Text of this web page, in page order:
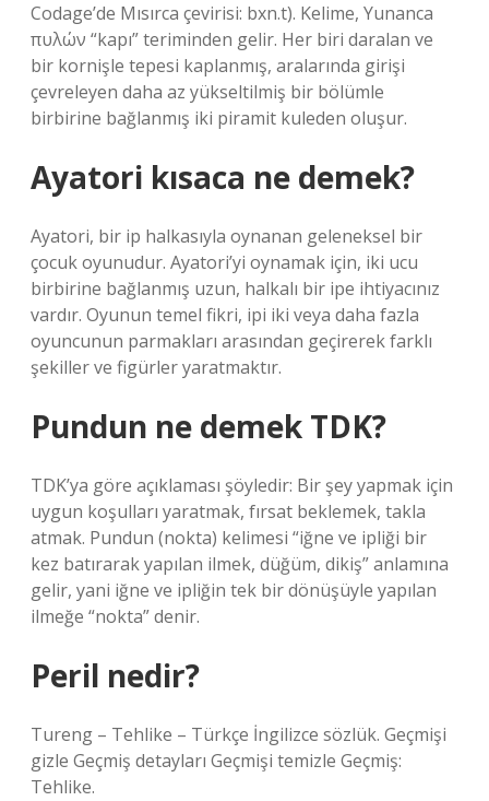
Codage’de Mısırca çevirisi: bxn.t). Kelime, Yunanca
πυλών “kapı” teriminden gelir. Her biri daralan ve
bir kornişle tepesi kaplanmış, aralarında girişi
çevreleyen daha az yükseltilmiş bir bölümle
birbirine bağlanmış iki piramit kuleden oluşur.
Ayatori kısaca ne demek?
Ayatori, bir ip halkasıyla oynanan geleneksel bir
çocuk oyunudur. Ayatori’yi oynamak için, iki ucu
birbirine bağlanmış uzun, halkalı bir ipe ihtiyacınız
vardır. Oyunun temel fikri, ipi iki veya daha fazla
oyuncunun parmakları arasından geçirerek farklı
şekiller ve figürler yaratmaktır.
Pundun ne demek TDK?
TDK’ya göre açıklaması şöyledir: Bir şey yapmak için
uygun koşulları yaratmak, fırsat beklemek, takla
atmak. Pundun (nokta) kelimesi “iğne ve ipliği bir
kez batırarak yapılan ilmek, düğüm, dikiş” anlamına
gelir, yani iğne ve ipliğin tek bir dönüşüyle ​​yapılan
ilmeğe “nokta” denir.
Peril nedir?
Tureng – Tehlike – Türkçe İngilizce sözlük. Geçmişi
gizle Geçmiş detayları Geçmişi temizle Geçmiş:
Tehlike.